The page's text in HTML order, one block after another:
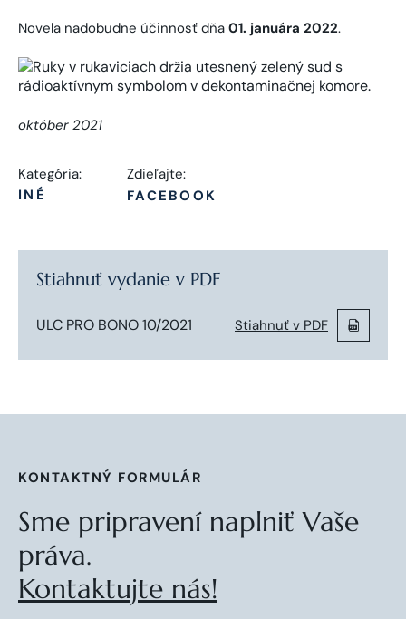
Novela nadobudne účinnosť dňa 01. januára 2022.
október 2021
Kategória:
INÉ
Zdieľajte:
FACEBOOK
Stiahnuť vydanie v PDF
ULC PRO BONO 10/2021 Stiahnuť v PDF
KONTAKTNÝ FORMULÁR
Sme pripravení naplniť Vaše
práva.
Kontaktujte nás!